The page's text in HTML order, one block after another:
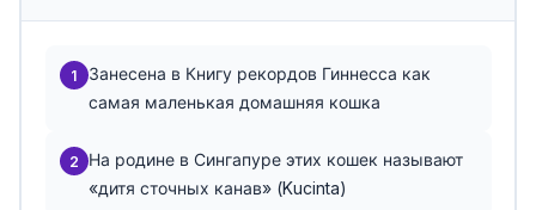
1
Занесена в Книгу рекордов Гиннесса как
самая маленькая домашняя кошка
2 На родине в Сингапуре этих кошек называют
«дитя сточных канав» (Kucinta)